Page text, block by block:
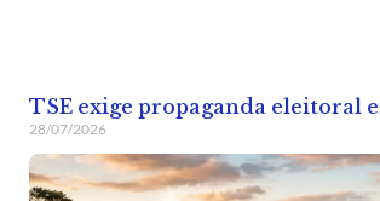
TSE exige propaganda eleitoral
28/07/2026